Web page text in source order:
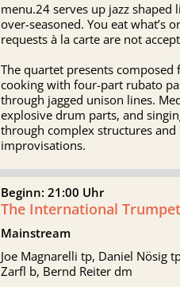
menu.24 serves up jazz
over-seasoned. You eat what’s
requests à la carte are not
The quartet presents
cooking with four-part rubato
through jagged unison lines.
explosive drum parts, and
through complex structures and
improvisations.
Beginn: 21:00 Uhr
The International
Mainstream
Joe Magnarelli tp, Daniel Nösig
Zarfl b, Bernd Reiter dm